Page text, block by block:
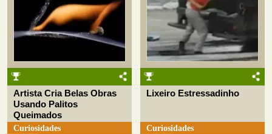
Artista Cria Belas Obras
Usando Palitos
Queimados
Curiosidades
Lixeiro Estressadinho
Curiosidades